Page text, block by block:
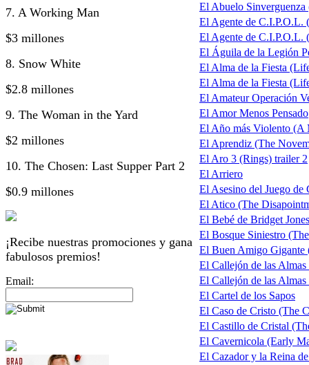
7. A Working Man
$3 millones
8. Snow White
$2.8 millones
9. The Woman in the Yard
$2 millones
10. The Chosen: Last Supper Part 2
$0.9 millones
¡Recibe nuestras promociones y gana
fabulosos premios!
Email:
El Abuelo Sinverguenza
El Agente de
El Agente de
El Águila de la Legión
El Alma de la Fiesta
El Alma de la Fiesta
El Amateur Operación
El Amor Menos Pensado
El Año más Violento (A
El Aprendiz (The
El Aro 3 (Rings) trailer 2
El Arriero
El Asesino del Juego de
El Atico (The
El Bebé de Bridget
El Bosque Siniestro
El Buen Amigo Gigante
El Callejón de las
El Callejón de las
El Cartel de los Sapos
El Caso de Cristo (The
El Castillo de Cristal
El Cavernicola (Early
El Cazador y la Reina